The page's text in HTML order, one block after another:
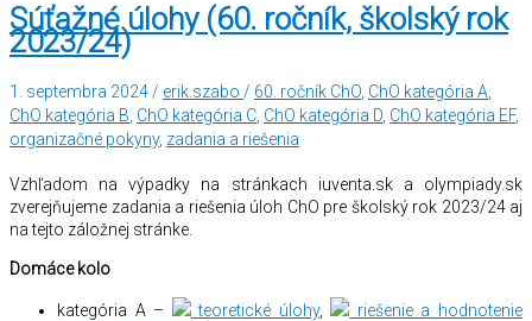
Súťažné úlohy (60. ročník, školský rok
2023/24)
1. septembra 2024 / erik.szabo / 60. ročník ChO ChO kategória A
ChO kategória B ChO kategória C ChO kategória D ChO kategória EF,
organizačné pokyny, zadania a riešenia
Vzhľadom na výpadky na stránkach iuventa.sk a olympiady.sk
zverejňujeme zadania a riešenia úloh ChO pre školský rok 2023/24 aj
na tejto záložnej stránke.
Domáce kolo
kategória A – teoretické úlohy,
riešenie a hodnotenie